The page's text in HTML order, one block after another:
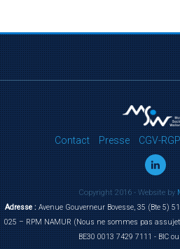
Contact Presse CGV-
Copyright 2016 - Website by
Adresse :Avenue Gouverneur Bovesse, 35 (Bte 5)
025 – RPM NAMUR (Nous ne sommes pas
BE30 0013 7429 7111 - BIC ou